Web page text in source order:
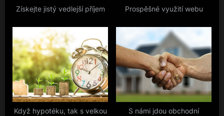
t
Získejte jistý vedlejší příjem Prospěšné využití webu
Když hypotéku, tak s velkou
S námi jdou obchodní